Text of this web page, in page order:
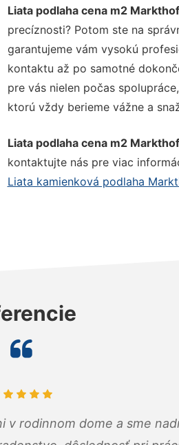
Liata podlaha cena m2 Markthof
precíznosti? Potom ste na
garantujeme vám vysokú
kontaktu až po samotné
pre vás nielen počas
ktorú vždy berieme vážne a
Liata podlaha cena m2 Markthof
kontaktujte nás pre viac
Liata kamienková podlaha
v rodinnom dome a sme